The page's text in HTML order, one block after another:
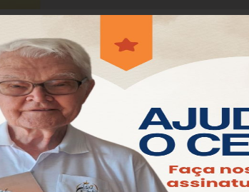
Dia do Senhor, mas podemos celebrar na
de Jesus em nossa mesa.
e sua comunidade de fé os roteiro da
a tua alma! (Sl 121:7)